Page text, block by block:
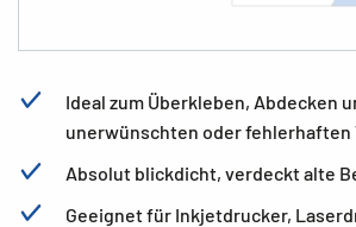
Ideal zum Überkleben, Abdecken
unerwünschten oder fehlerhaften
Absolut blickdicht, verdeckt alte
Geeignet für Inkjetdrucker,